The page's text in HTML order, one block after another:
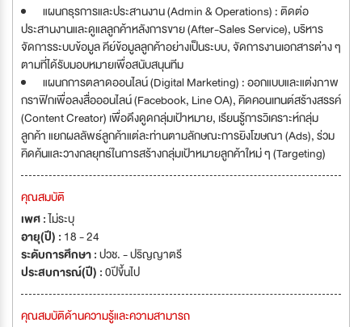
แผนกธุรการและประสานงาน (Admin & Operations) : ติดต่อ
ประสานงานและดูแลลูกค้าหลังการขาย (After-Sales Service), บริหาร
จัดการระบบข้อมูล คีย์ข้อมูลลูกค้าอย่างเป็นระบบ, จัดการงานเอกสารต่าง ๆ
ตามที่ได้รับมอบหมายเพื่อสนับสนุนทีม
แผนกการตลาดออนไลน์ (Digital Marketing) : ออกแบบและแต่งภาพ
กราฟิกเพื่อลงสื่อออนไลน์ (Facebook, Line OA), คิดคอนเทนต์สร้างสรรค์
(Content Creator) เพื่อดึงดูดกลุ่มเป้าหมาย, เรียนรู้การวิเคราะห์กลุ่ม
ลูกค้า แยกผลลัพธ์ลูกค้าแต่ละท่านตามลักษณะการยิงโฆษณา (Ads), ร่วม
คิดค้นและวางกลยุทธ์ในการสร้างกลุ่มเป้าหมายลูกค้าใหม่ ๆ (Targeting)
คุณสมบัติ
เพศ :ไม่ระบุ
อายุ(ปี) : 18 - 24
ระดับการศึกษา :ปวช. - ปริญญาตรี
ประสบการณ์(ปี) :0ปีขึ้นไป
คุณสมบัติด้านความรู้และความสามารถ